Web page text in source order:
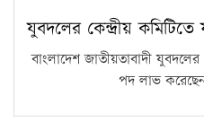
কঠোর হচ্ছে এসএসসি ও
ফরিদগঞ্জে আগুনে পুড়লো ৬
যুবদলের কেন্দ্রীয়
বাংলাদেশ জাতীয়তাবাদী যুবদলের
পদ লাভ